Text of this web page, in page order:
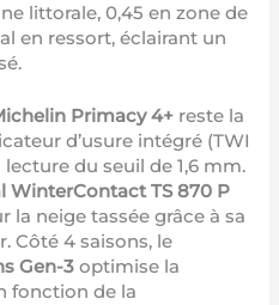
littorale, 0,45 en zone de
en ressort, éclairant un
Primacy 4+ reste la
d’usure intégré (TWI
du seuil de 1,6 mm.
WinterContact TS 870 P
la neige tassée grâce à sa
Côté 4 saisons, le
Gen-3 optimise la
fonction de la